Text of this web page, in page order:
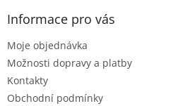
Informace pro vás
Moje objednávka
Možnosti dopravy a platby
Kontakty
Obchodní podmínky